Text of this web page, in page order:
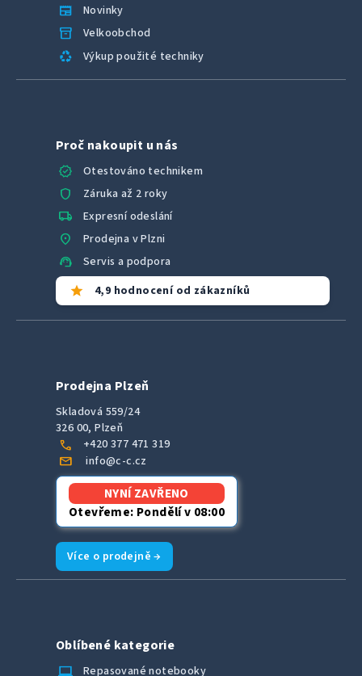
newspaper Novinky
inventory_2 Velkoobchod
recycling Výkup použité techniky
Proč nakoupit u nás
verified
Otestováno technikem
shield Záruka až 2 roky
local_shipping Expresní odeslání
location_on Prodejna v Plzni
support_agent Servis a podpora
star 4,9 hodnocení od zákazníků
Prodejna Plzeň
Skladová 559/24
326 00, Plzeň
call +420 377 471 319
mail info@c-c.cz
NYNÍ ZAVŘENO
Otevřeme: Pondělí v 08:00
Více o prodejně →
Oblíbené kategorie
laptop_chromebook
Repasované notebooky